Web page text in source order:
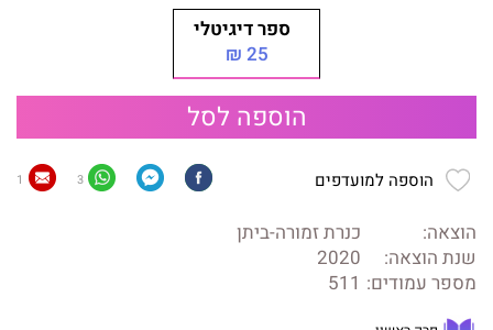
ספר דיגיטלי
25 ₪
הוספה לסל
הוספה למועדפים 3
1
הוצאה:
כנרת זמורה-ביתן
שנת הוצאה:
2020
מספר עמודים: 511